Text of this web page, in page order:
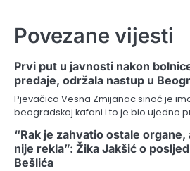
Povezane vijesti
Prvi put u javnosti nakon
predaje, održala nastup u
Pjevačica Vesna Zmijanac sinoć je
beogradskoj kafani i to je bio ujedno
“Rak je zahvatio ostale
nije rekla”: Žika Jakšić o
Bešlića